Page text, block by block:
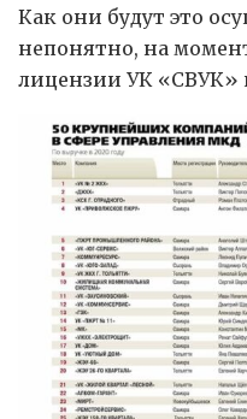
Как они будут это
непонятно, на
лицензии УК «СВУК»